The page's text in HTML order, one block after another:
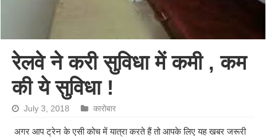
रेलवे ने करी सुविधा में कमी , कम
की ये सुविधा !
July 3, 2018 कारोबार
अगर आप ट्रेन के एसी कोच में यात्रा करते हैं तो आपके लिए यह खबर जरूरी